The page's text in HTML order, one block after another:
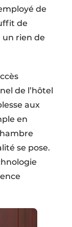
de
de
un rien de
de l’hôtel
aux
en
se pose.